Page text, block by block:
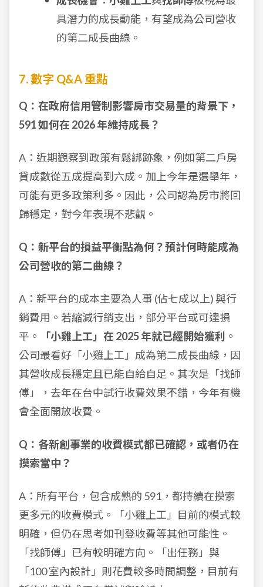
具潛力的成長動能，有望成為公司營收
的第二成長曲線。
7. 數字 Q&A 重點
Q：在政府信用管制影響房市交易量的背景下，
591 如何在 2026 年維持成長？
A：近期觀察到政策有鬆綁跡象，例如第二戶房
貸成數從五成提高到六成。加上今年是選舉年，
可能有更多政策利多。因此，公司認為房市將回
歸穩定，對今年表現不悲觀。
Q：新平台的損益平衡點為何？預計何時能成為
公司營收的第二曲線？
A：新平台的成本主要為人事 (佔七成以上) 與行
銷費用。若縮減行銷支出，部分平台或可達損
平。
「小雞上工」在 2025 年就已經開始獲利 。
公司最看好「小雞上工」成為第二成長曲線，因
其營收成長穩定且已能自給自足。其次是「找師
傅」，去年在台中試行收費效果不錯，今年有機
會全面開放收費。
Q：各新創事業的收費模式都已確認，或者仍在
摸索當中？
A：所有平台，包含成熟的 591，都持續在摸索
更多元的收費模式。「小雞上工」目前的模式較
明確，但仍在思考如刊登收費等其他可能性。
「找師傅」已有較明確方向。「出任務」與
「100 室內設計」則花費較多時間調整，目前有